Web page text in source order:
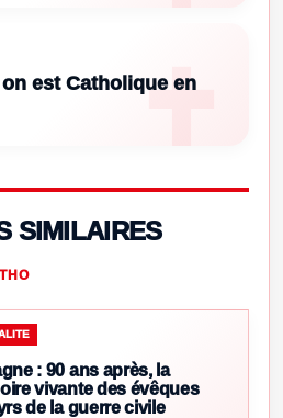
est Catholique en
SIMILAIRES
: 90 ans après, la
vivante des évêques
de la guerre civile